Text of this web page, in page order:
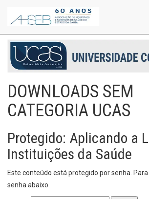
DOWNLOADS SEM
CATEGORIA UCAS
Protegido: Aplicando a
Instituições da Saúde
Este conteúdo está protegido por senha.
senha abaixo.